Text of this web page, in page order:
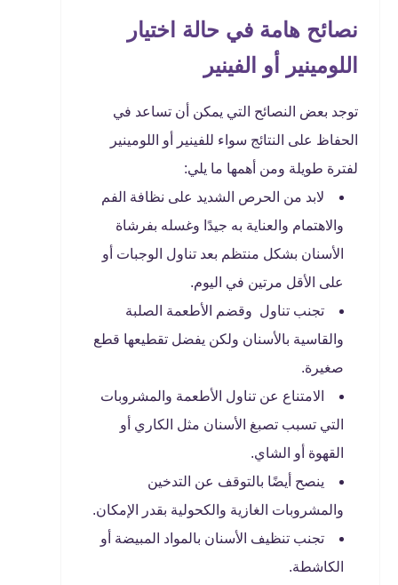
نصائح هامة في حالة اختيار
اللومينير أو الفينير
توجد بعض النصائح التي يمكن أن تساعد في
الحفاظ على النتائج سواء للفينير أو اللومينير
لفترة طويلة ومن أهمها ما يلي:
لابد من الحرص الشديد على نظافة الفم
والاهتمام والعناية به جيدًا وغسله بفرشاة
الأسنان بشكل منتظم بعد تناول الوجبات أو
على الأقل مرتين في اليوم.
تجنب تناول وقضم الأطعمة الصلبة
والقاسية بالأسنان ولكن يفضل تقطيعها قطع
صغيرة.
الامتناع عن تناول الأطعمة والمشروبات
التي تسبب تصبغ الأسنان مثل الكاري أو
القهوة أو الشاي.
ينصح أيضًا بالتوقف عن التدخين
والمشروبات الغازية والكحولية بقدر الإمكان.
تجنب تنظيف الأسنان بالمواد المبيضة أو
الكاشطة.